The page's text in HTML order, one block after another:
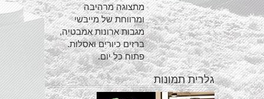
מתצוגה מרהיבה
ומרווחת של מייבשי
מגבות ארונות אמבטיה,
ברזים כיורים ואסלות.
פתוח כל יום.
גלרית תמונות